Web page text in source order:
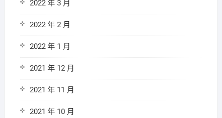
2022 年 3 月
2022 年 2 月
2022 年 1 月
2021 年 12 月
2021 年 11 月
2021 年 10 月